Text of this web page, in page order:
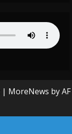
| MoreNews by AF